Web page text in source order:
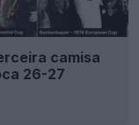
camisa
26-27